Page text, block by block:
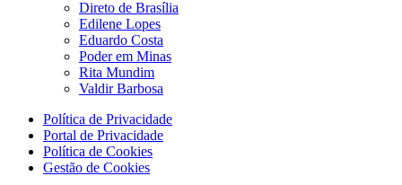
Direto de Brasília
Edilene Lopes
Eduardo Costa
Poder em Minas
Rita Mundim
Valdir Barbosa
Política de Privacidade
Portal de Privacidade
Política de Cookies
Gestão de Cookies